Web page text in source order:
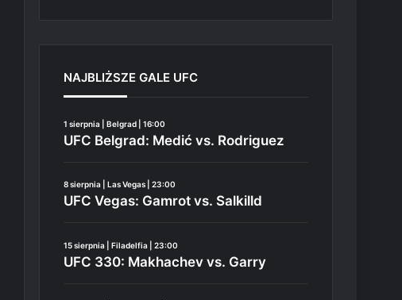
NAJBLIŻSZE GALE UFC
1 sierpnia | Belgrad | 16:00
UFC Belgrad: Medić vs. Rodriguez
8 sierpnia | Las Vegas | 23:00
UFC Vegas: Gamrot vs. Salkilld
15 sierpnia | Filadelfia | 23:00
UFC 330: Makhachev vs. Garry